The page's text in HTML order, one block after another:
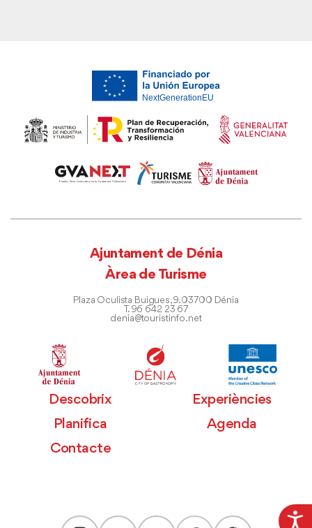
Ajuntament de Dénia
Àrea de Turisme
Plaza Oculista Buigues, 9. 03700 Dénia
T. 96 642 23 67
denia@touristinfo.net
Descobrix
Experiències
Planifica
Agenda
Contacte